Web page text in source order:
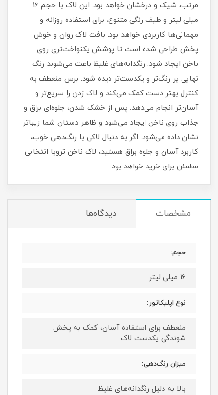
مرتب، شیک و درخشان خواهد بود. این لاک با حجم 16
میلی‌ لیتر و طیف رنگی متنوع، برای استفاده روزانه و
مهمانی‌ها کاربردی خواهد بود. بافت لاک روان و خوش‌
پخش طراحی شده است تا پوشش یکنواخت‌تری روی
ناخن ایجاد شود. رنگدانه‌های غلیظ باعث می‌شوند رنگ
نهایی پر رنگ‌تر و یکدست‌تر دیده شود. برس منعطف به
کنترل بهتر دست کمک می‌کند و لاک زدن را سریع‌تر و
آسان‌تر انجام می‌دهد. پس از خشک شدن، جلوه‌ای براق و
جذاب روی ناخن ایجاد می‌شود و ظاهر دستان شما زیباتر
نشان داده می‌شود. اگر به دنبال لاکی با رنگ‌دهی خوب،
کاربرد آسان و جلوه براق هستید، لاک ناخن ترویا انتخابی
مطمئن برای خرید خواهد بود.
مشخصات دیدگاه‌ها
حجم:
16 میلی لیتر
نوع اپلیکاتور:
منعطف برای استفاده آسان، کمک به پخش
شوندگی یکدست لاک
میزان رنگ‌دهی:
بالا به دلیل رنگدانه‌های غلیظ